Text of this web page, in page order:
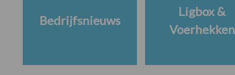
Bedrijfsnieuws
Ligbox &
Voerhekken